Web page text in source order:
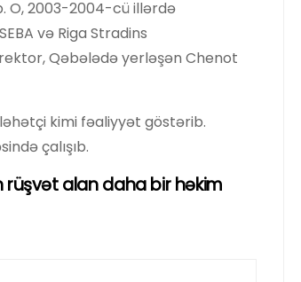
O, 2003-2004-cü illərdə
və Riga Stradins
Qəbələdə yerləşən Chenot
kimi fəaliyyət göstərib.
çalışıb.
rüşvət alan daha bir həkim